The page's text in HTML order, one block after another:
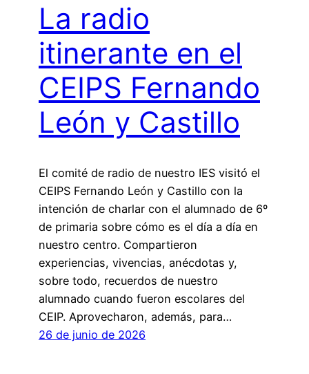
La radio
itinerante en el
CEIPS Fernando
León y Castillo
El comité de radio de nuestro IES visitó el
CEIPS Fernando León y Castillo con la
intención de charlar con el alumnado de 6º
de primaria sobre cómo es el día a día en
nuestro centro. Compartieron
experiencias, vivencias, anécdotas y,
sobre todo, recuerdos de nuestro
alumnado cuando fueron escolares del
CEIP. Aprovecharon, además, para…
26 de junio de 2026